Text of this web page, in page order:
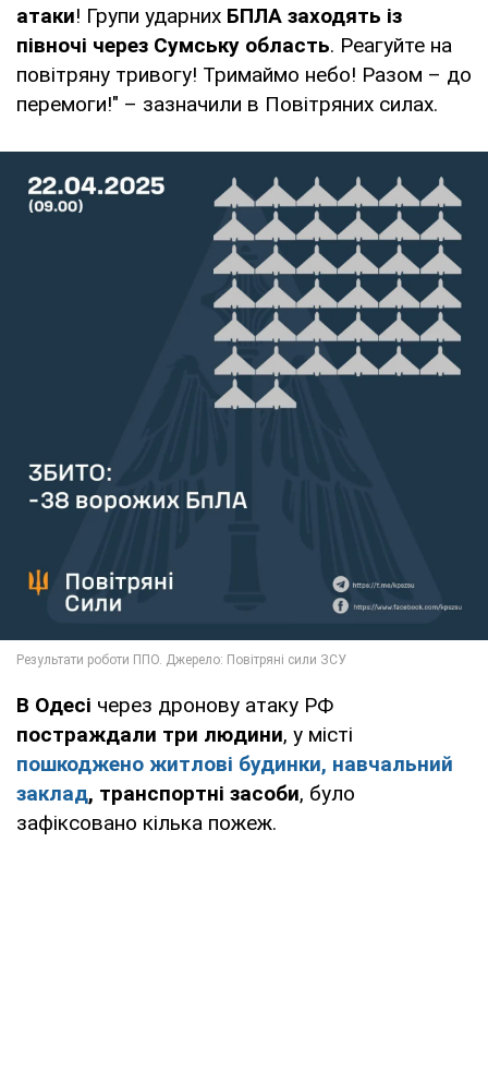
атаки! Групи ударних БПЛА заходять із
півночі через Сумську область. Реагуйте на
повітряну тривогу! Тримаймо небо! Разом – до
перемоги!" – зазначили в Повітряних силах.
В Одесі через дронову атаку РФ
постраждали три людини, у місті
пошкоджено житлові будинки, навчальний
заклад, транспортні засоби, було
зафіксовано кілька пожеж.